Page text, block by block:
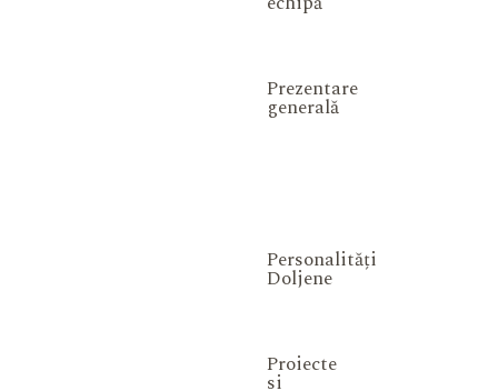
Prezentare
generală
Personalități
Doljene
Proiecte
si